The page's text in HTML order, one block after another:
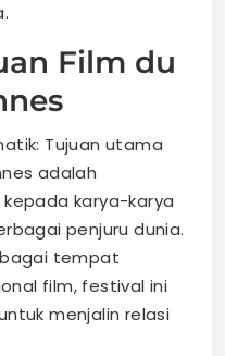
Film du
Tujuan utama
adalah
karya-karya
penjuru dunia.
tempat
film, festival ini
menjalin relasi